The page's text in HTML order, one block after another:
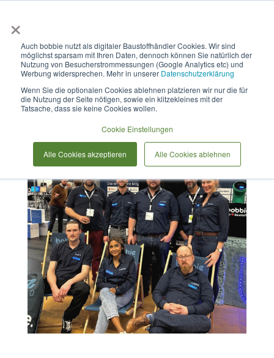
×
Auch bobbie nutzt als digitaler Baustoffhändler Cookies. Wir sind
möglichst sparsam mit Ihren Daten, dennoch können Sie natürlich der
Nutzung von Besucherstrommessungen (Google Analytics etc) und
Werbung widersprechen. Mehr in unserer Datenschutzerklärung
Wenn Sie die optionalen Cookies ablehnen platzieren wir nur die für
die Nutzung der Seite nötigen, sowie ein klitzekleines mit der
Tatsache, dass sie keine Cookies wollen.
Cookie Einstellungen
Alle Cookies akzeptieren Alle Cookies ablehnen
DigitalBAU 2024